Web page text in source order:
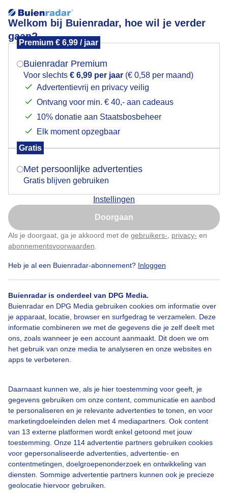
Welkom bij Buienradar, hoe wil je verder
gaan?
Premium € 6,99 / jaar
Buienradar Premium
Voor slechts € 6,99 per jaar (€ 0,58 per maand)
Advertentievrij en privacy veilig
Ontvang voor min. € 40,- aan cadeaus
10% donatie aan Staatsbosbeheer
Elk moment opzegbaar
Gratis
Met persoonlijke advertenties
Gratis blijven gebruiken
Instellingen
Doorgaan
Als je doorgaat, ga je akkoord met de gebruikers- privacy- en
abonnementsvoorwaarden
Heb je al een Buienradar-abonnement? Inloggen
Buienradar is onderdeel van DPG Media.
Buienradar en DPG Media gebruiken cookies om informatie over
je apparaat, locatie, browser en surfgedrag te verzamelen. Deze
informatie combineren we met de gegevens die je zelf deelt met
ons, zoals wanneer je een account aanmaakt. Dit doen we om
het gebruik van onze media te analyseren en onze websites en
apps te verbeteren.
Daarnaast kunnen we, als je hier toestemming voor geeft, je
gegevens gebruiken om onze content, communicatie en aanbod
te personaliseren en je relevante advertenties te tonen, en voor
marketingdoeleinden delen met 4 mediapartners. Ook content
van 13 externe platformen wordt enkel getoond met jouw
toestemming. Onze 114 advertentie partners gebruiken cookies
voor gepersonaliseerde advertenties, advertentie- en
contentmetingen, doelgroepenonderzoek en ontwikkeling van
diensten. Sommige advertentie partners kunnen ook je precieze
geolocatie hiervoor gebruiken.
Terwolde 18.40
Door: public Gemaakt: 14-06-2026, 48x bekeken
Mogen we je locatie gebruiken voor het
Indien je hier nog geen akkoord op hebt gegeven,
verschijnt er zo een pop-up uit je browser waarin
Is goed, toon de popup
Nu niet, misschien later
Klik hierom dit aan te passen